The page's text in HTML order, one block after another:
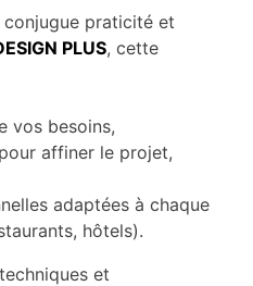
praticité et
PLUS, cette
vos besoins,
affiner le projet,
adaptées à chaque
hôtels).
et